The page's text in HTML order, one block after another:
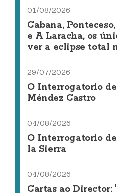
01/08/2026
Cabana,
e A Laracha, os
ver a eclipse total
29/07/2026
O Interrogatorio
Méndez Castro
04/08/2026
O Interrogatorio de
la Sierra
04/08/2026
Cartas ao Director: